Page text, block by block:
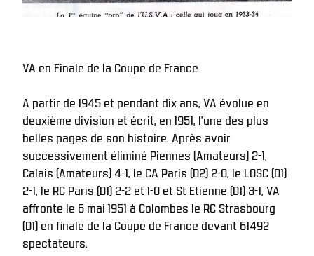
VA en Finale de la Coupe de France
A partir de 1945 et pendant dix ans, VA évolue en
deuxième division et écrit, en 1951, l’une des plus
belles pages de son histoire. Après avoir
successivement éliminé Piennes (Amateurs) 2-1,
Calais (Amateurs) 4-1, le CA Paris (D2) 2-0, le LOSC (D1)
2-1, le RC Paris (D1) 2-2 et 1-0 et St Etienne (D1) 3-1, VA
affronte le 6 mai 1951 à Colombes le RC Strasbourg
(D1) en finale de la Coupe de France devant 61492
spectateurs.